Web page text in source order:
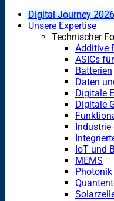
Digital Journey 2026
Unsere Expertise
Technischer
Additive
ASICs
Batterien
Daten
Digitale
Digitale
Industrie
IoT und
MEMS
Photonik